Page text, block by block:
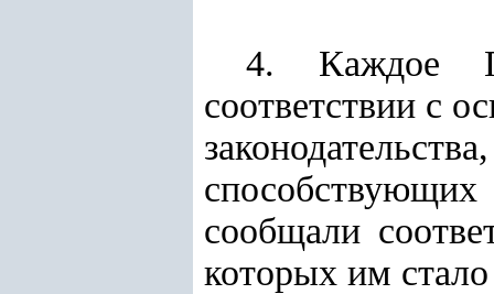
4. Каждое
соответствии с
сообщали
которых им